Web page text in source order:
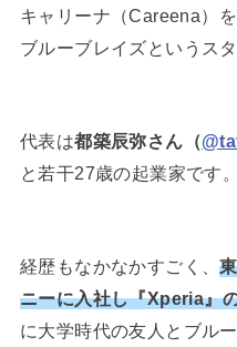
キャリーナ（Careena）
ブルーブレイズというス
代表は都築辰弥さん（
と若干27歳の起業家です。
経歴もなかなかすごく、
ニーに入社し『Xperia』
に大学時代の友人とブル